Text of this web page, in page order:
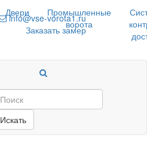
Двери
Промышленные
ворота
info@vse-vorota1.ru
Заказать замер
Искать